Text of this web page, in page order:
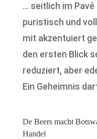
… seitlich im
puristisch und
mit akzentuiert
den ersten Blick
reduziert, aber
Ein Geheimnis
De Beers macht
Handel